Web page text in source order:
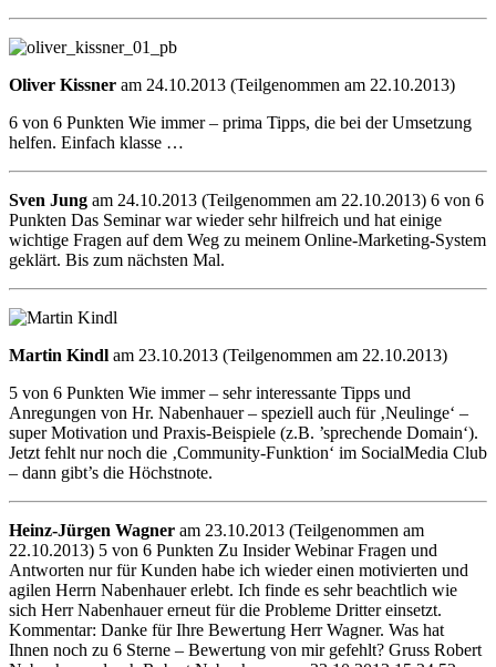
Oliver Kissner am 24.10.2013 (Teilgenommen am 22.10.2013)
6 von 6 Punkten Wie immer – prima Tipps, die bei der Umsetzung
helfen. Einfach klasse …
Sven Jung am 24.10.2013 (Teilgenommen am 22.10.2013) 6 von 6
Punkten Das Seminar war wieder sehr hilfreich und hat einige
wichtige Fragen auf dem Weg zu meinem Online-Marketing-System
geklärt. Bis zum nächsten Mal.
Martin Kindl am 23.10.2013 (Teilgenommen am 22.10.2013)
5 von 6 Punkten Wie immer – sehr interessante Tipps und
Anregungen von Hr. Nabenhauer – speziell auch für ‚Neulinge‘ –
super Motivation und Praxis-Beispiele (z.B. ’sprechende Domain‘).
Jetzt fehlt nur noch die ‚Community-Funktion‘ im SocialMedia Club
– dann gibt’s die Höchstnote.
Heinz-Jürgen Wagner am 23.10.2013 (Teilgenommen am
22.10.2013) 5 von 6 Punkten Zu Insider Webinar Fragen und
Antworten nur für Kunden habe ich wieder einen motivierten und
agilen Herrn Nabenhauer erlebt. Ich finde es sehr beachtlich wie
sich Herr Nabenhauer erneut für die Probleme Dritter einsetzt.
Kommentar: Danke für Ihre Bewertung Herr Wagner. Was hat
Ihnen noch zu 6 Sterne – Bewertung von mir gefehlt? Gruss Robert